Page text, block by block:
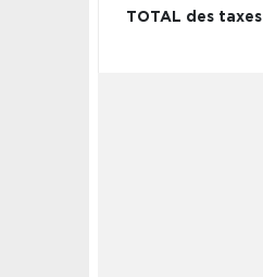
TOTAL des taxes